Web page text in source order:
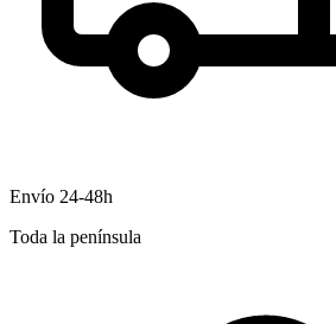
Envío 24-48h
Toda la península